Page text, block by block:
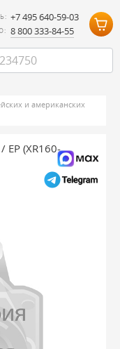
+7 495 640-59-03
8 800 333-84-55
и американских
(XR160-